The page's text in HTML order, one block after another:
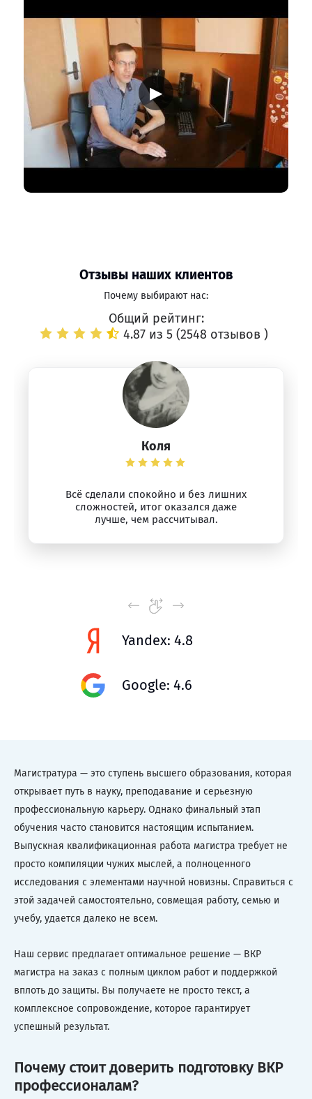
▶
Отзывы наших клиентов
Почему выбирают нас:
Общий рейтинг:
4.87 из 5 (2548 отзывов )
Коля
Всё сделали спокойно и без лишних
сложностей, итог оказался даже
лучше, чем рассчитывал.
Yandex: 4.8
Google: 4.6
Магистратура — это ступень высшего образования, которая
открывает путь в науку, преподавание и серьезную
профессиональную карьеру. Однако финальный этап
обучения часто становится настоящим испытанием.
Выпускная квалификационная работа магистра требует не
просто компиляции чужих мыслей, а полноценного
исследования с элементами научной новизны. Справиться с
этой задачей самостоятельно, совмещая работу, семью и
учебу, удается далеко не всем.
Наш сервис предлагает оптимальное решение — ВКР
магистра на заказ с полным циклом работ и поддержкой
вплоть до защиты. Вы получаете не просто текст, а
комплексное сопровождение, которое гарантирует
успешный результат.
Почему стоит доверить подготовку ВКР
профессионалам?